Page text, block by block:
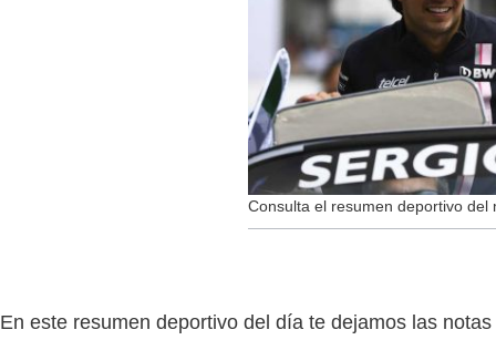
Consulta el resumen deportivo del
En este resumen deportivo del día te dejamos las notas